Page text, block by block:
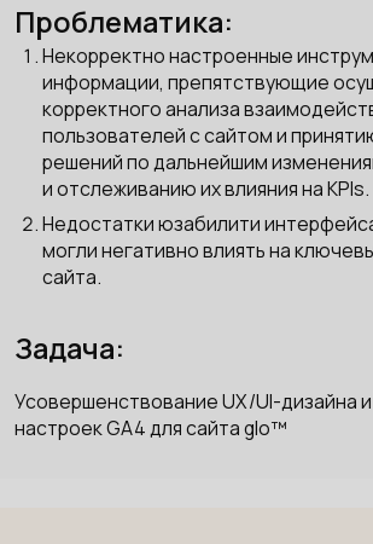
Проблематика:
Некорректно настроенные
информации, препятствующие
корректного анализа
пользователей с сайтом и
решений по дальнейшим
и отслеживанию их влияния на KPIs.
Недостатки юзабилити
могли негативно влиять на
сайта.
Задача:
Усовершенствование UX/UI-дизайна
настроек GA4 для сайта glo™